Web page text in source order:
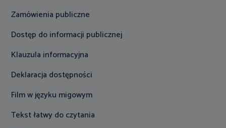
Zamówienia publiczne
Dostęp do informacji publicznej
Klauzula informacyjna
Deklaracja dostępności
Film w języku migowym
Tekst łatwy do czytania